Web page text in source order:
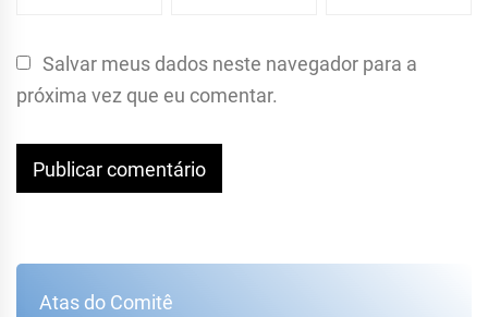
Salvar meus dados neste navegador para a
próxima vez que eu comentar.
Atas do Comitê